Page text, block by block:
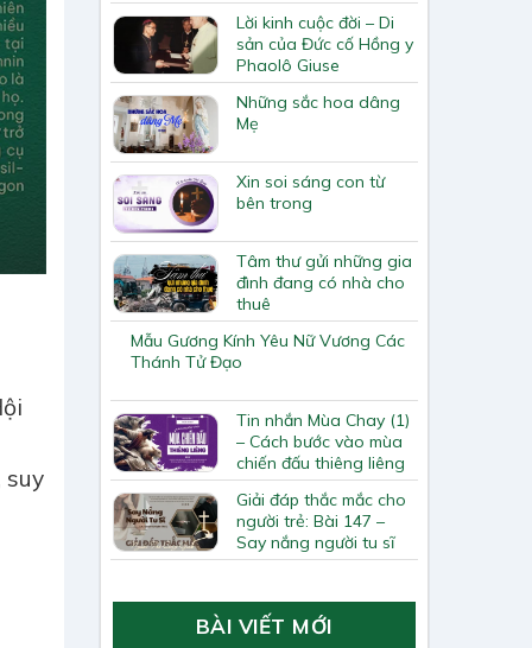
suy
Lời kinh cuộc đời – Di
sản của Đức cố Hồng y
Phaolô Giuse
Những sắc hoa dâng
Mẹ
Xin soi sáng con từ
bên trong
Tâm thư gửi những gia
đình đang có nhà cho
thuê
Mẫu Gương Kính Yêu Nữ Vương Các
Thánh Tử Đạo
Tin nhắn Mùa Chay (1)
– Cách bước vào mùa
chiến đấu thiêng liêng
Giải đáp thắc mắc cho
người trẻ: Bài 147 –
Say nắng người tu sĩ
BÀI VIẾT MỚI